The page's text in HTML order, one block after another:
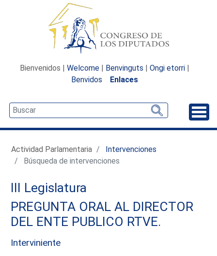
Bienvenidos | Welcome | Benvinguts | Ongi etorri |
Benvidos
Enlaces
Actividad Parlamentaria
Intervenciones
Búsqueda de intervenciones
III Legislatura
PREGUNTA ORAL AL DIRECTOR
DEL ENTE PUBLICO RTVE.
Interviniente